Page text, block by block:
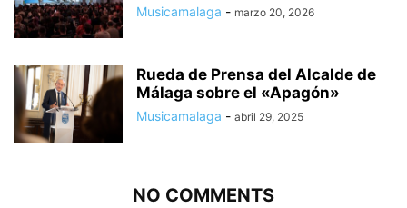
Musicamalaga - marzo 20, 2026
Rueda de Prensa del Alcalde de
Málaga sobre el «Apagón»
Musicamalaga - abril 29, 2025
NO COMMENTS